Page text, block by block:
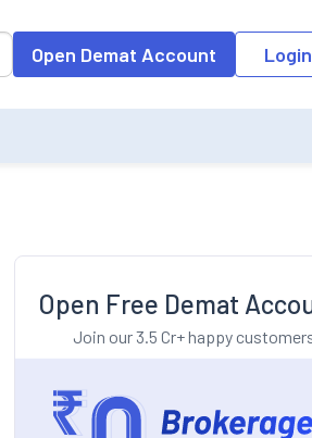
data into the input field, the
Open Demat Account Login
Open Free Demat
Join our 3.5 Cr+ happy